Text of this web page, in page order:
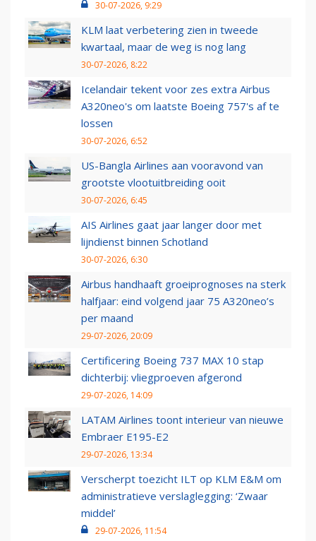
30-07-2026, 9:29
KLM laat verbetering zien in tweede
kwartaal, maar de weg is nog lang
30-07-2026, 8:22
Icelandair tekent voor zes extra Airbus
A320neo's om laatste Boeing 757's af te
lossen
30-07-2026, 6:52
US-Bangla Airlines aan vooravond van
grootste vlootuitbreiding ooit
30-07-2026, 6:45
AIS Airlines gaat jaar langer door met
lijndienst binnen Schotland
30-07-2026, 6:30
Airbus handhaaft groeiprognoses na sterk
halfjaar: eind volgend jaar 75 A320neo’s
per maand
29-07-2026, 20:09
Certificering Boeing 737 MAX 10 stap
dichterbij: vliegproeven afgerond
29-07-2026, 14:09
LATAM Airlines toont interieur van nieuwe
Embraer E195-E2
29-07-2026, 13:34
Verscherpt toezicht ILT op KLM E&M om
administratieve verslaglegging: ‘Zwaar
middel’
29-07-2026, 11:54